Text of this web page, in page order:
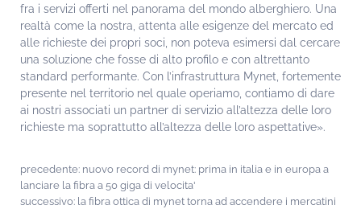
fra i servizi offerti nel panorama del mondo alberghiero. Una
realtà come la nostra, attenta alle esigenze del mercato ed
alle richieste dei propri soci, non poteva esimersi dal cercare
una soluzione che fosse di alto profilo e con altrettanto
standard performante. Con l’infrastruttura Mynet, fortemente
presente nel territorio nel quale operiamo, contiamo di dare
ai nostri associati un partner di servizio all’altezza delle loro
richieste ma soprattutto all’altezza delle loro aspettative».
precedente: nuovo record di mynet: prima in italia e in europa a
lanciare la fibra a 50 giga di velocita'
successivo: la fibra ottica di mynet torna ad accendere i mercatini